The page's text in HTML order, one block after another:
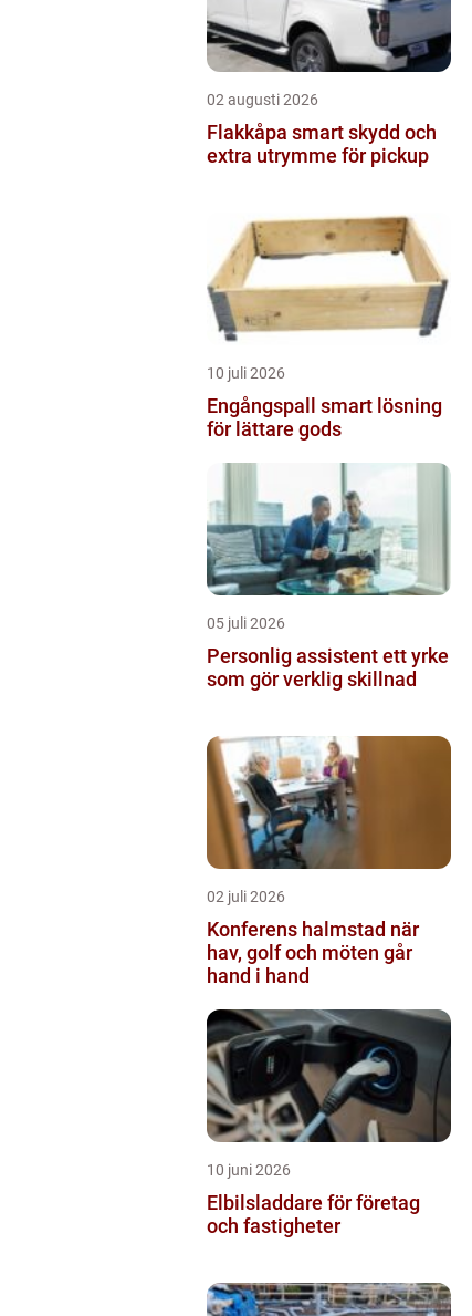
02 augusti 2026
Flakkåpa smart skydd och
extra utrymme för pickup
10 juli 2026
Engångspall smart lösning
för lättare gods
05 juli 2026
Personlig assistent ett yrke
som gör verklig skillnad
02 juli 2026
Konferens halmstad när
hav, golf och möten går
hand i hand
10 juni 2026
Elbilsladdare för företag
och fastigheter